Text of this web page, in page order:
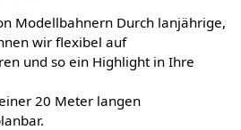
Modellbahnern Durch lanjährige,
wir flexibel auf
und so ein Highlight in Ihre
20 Meter langen